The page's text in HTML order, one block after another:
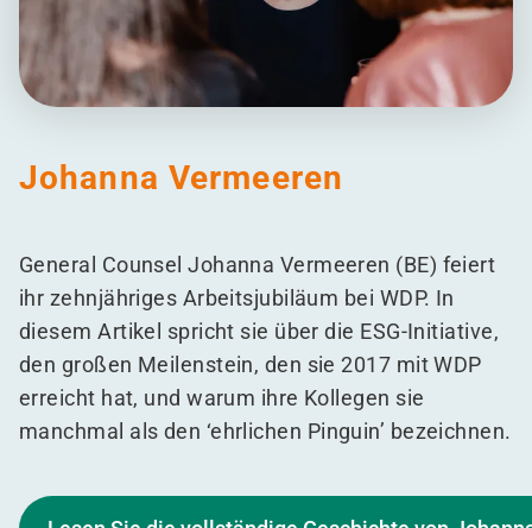
Johanna Vermeeren
General Counsel Johanna Vermeeren (BE) feiert
ihr zehnjähriges Arbeitsjubiläum bei WDP. In
diesem Artikel spricht sie über die ESG-Initiative,
den großen Meilenstein, den sie 2017 mit WDP
erreicht hat, und warum ihre Kollegen sie
manchmal als den ‘ehrlichen Pinguin’ bezeichnen.